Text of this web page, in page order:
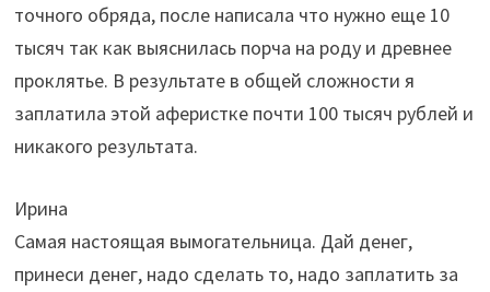
точного обряда, после написала что нужно еще 10
тысяч так как выяснилась порча на роду и древнее
проклятье. В результате в общей сложности я
заплатила этой аферистке почти 100 тысяч рублей и
никакого результата.
Ирина
Самая настоящая вымогательница. Дай денег,
принеси денег, надо сделать то, надо заплатить за